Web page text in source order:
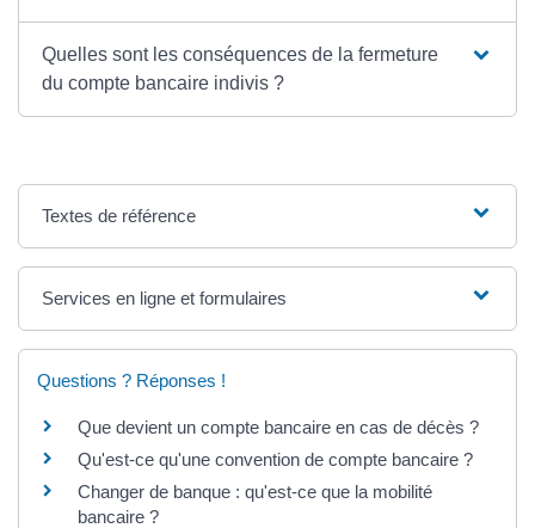
Quelles sont les conséquences de la fermeture
du compte bancaire indivis ?
Textes de référence
Services en ligne et formulaires
Questions ? Réponses !
Que devient un compte bancaire en cas de décès ?
Qu'est-ce qu'une convention de compte bancaire ?
Changer de banque : qu'est-ce que la mobilité
bancaire ?